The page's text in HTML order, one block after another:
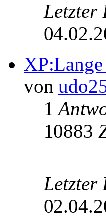
Letzter
von
1
10883
Letzter